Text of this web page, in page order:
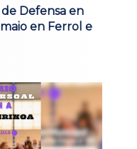
Defensa en
en Ferrol e